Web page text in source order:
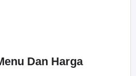
Dan Harga